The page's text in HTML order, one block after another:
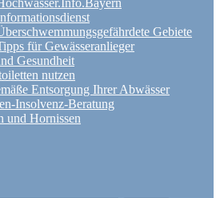
Gebiete
für Gewässeranlieger
Gesundheit
nutzen
Entsorgung Ihrer Abwässer
Insolvenz-Beratung
und Hornissen